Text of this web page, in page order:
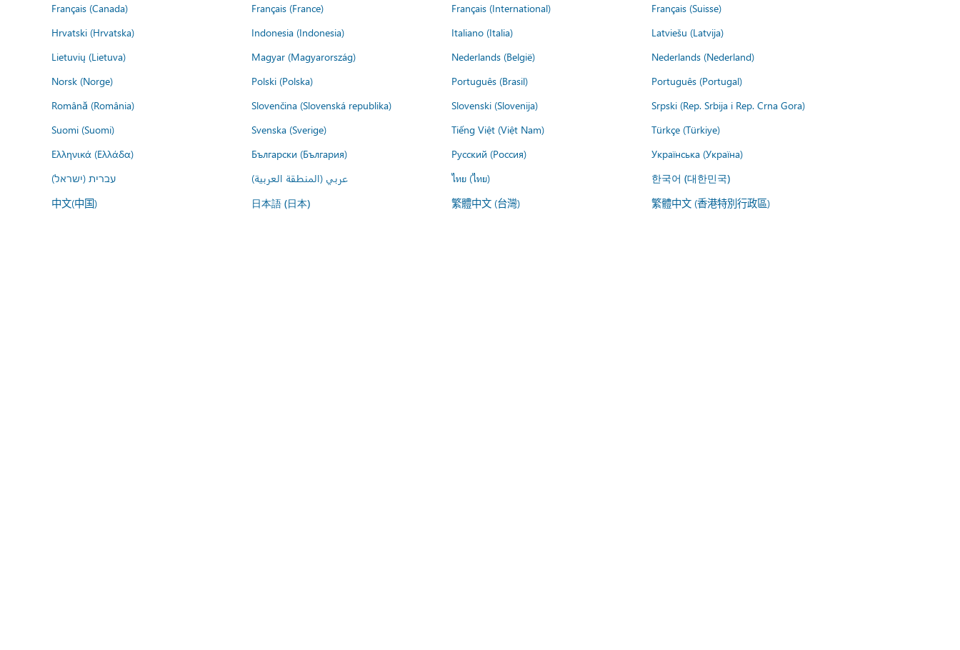
Français (Canada)
Français (France) Français (International)
Français (Suisse)
Hrvatski (Hrvatska)
Indonesia (Indonesia) Italiano (Italia)
Latviešu (Latvija)
Lietuvių (Lietuva)
Magyar (Magyarország) Nederlands (België)
Nederlands (Nederland)
Norsk (Norge)
Polski (Polska) Português (Brasil)
Português (Portugal)
Română (România)
Slovenčina (Slovenská republika) Slovenski (Slovenija)
Srpski (Rep. Srbija i Rep. Crna Gora)
Suomi (Suomi)
Svenska (Sverige) Tiếng Việt (Việt Nam)
Türkçe (Türkiye)
Ελληνικά (Ελλάδα)
Български (България) Русский (Россия)
Українська (Україна)
עברית (ישראל)
عربي (المنطقة العربية) ไทย (ไทย) 한국어 (대한민국)
中文(中国) 日本語 (日本) 繁體中文 (台灣) 繁體中文 (香港特別行政區)